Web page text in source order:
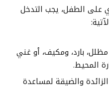
على الطفل، يجب التدخل
بارد، ومكيف، أو غني
المحيط.
والضيقة لمساعدة